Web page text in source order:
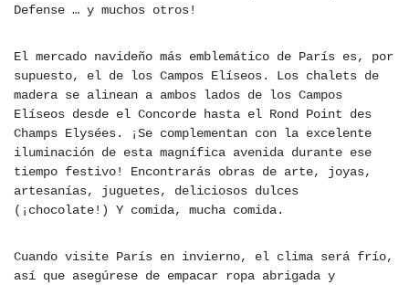
Defense … y muchos otros!
El mercado navideño más emblemático de París es, por
supuesto, el de los Campos Elíseos. Los chalets de
madera se alinean a ambos lados de los Campos
Elíseos desde el Concorde hasta el Rond Point des
Champs Elysées. ¡Se complementan con la excelente
iluminación de esta magnífica avenida durante ese
tiempo festivo! Encontrarás obras de arte, joyas,
artesanías, juguetes, deliciosos dulces
(¡chocolate!) Y comida, mucha comida.
Cuando visite París en invierno, el clima será frío,
así que asegúrese de empacar ropa abrigada y